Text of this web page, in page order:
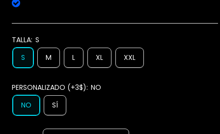
TALLA: S
S
M L XL XXL
PERSONALIZADO (+3$): NO
NO
SÍ